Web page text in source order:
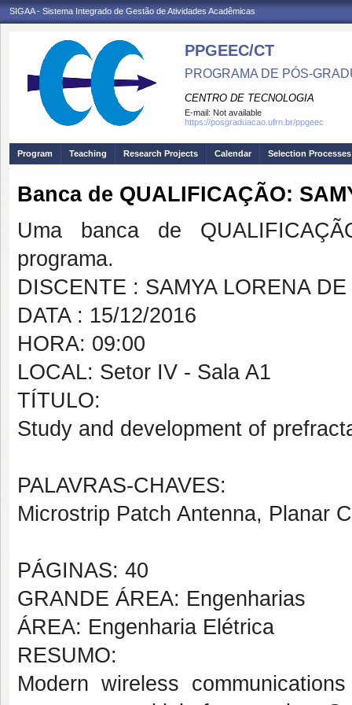
SIGAA - Sistema Integrado de Gestão de Atividades Acadêmicas
PPGEEC/CT
PROGRAMA DE PÓS-
CENTRO DE TECNOLOGIA
E-mail: Not available
https://posgraduacao.ufrn.br/ppgeec
Program Teaching Research Projects Calendar Selection Processes
Banca de QUALIFICAÇÃO:
Uma banca de
programa.
DISCENTE : SAMYA LORENA
DATA : 15/12/2016
HORA: 09:00
LOCAL: Setor IV - Sala A1
TÍTULO:
Study and development of
PALAVRAS-CHAVES:
Microstrip Patch Antenna, Planar
PÁGINAS: 40
GRANDE ÁREA: Engenharias
ÁREA: Engenharia Elétrica
RESUMO:
Modern wireless